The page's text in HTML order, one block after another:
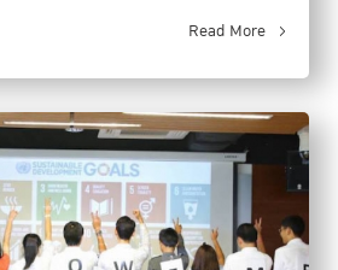
Read More